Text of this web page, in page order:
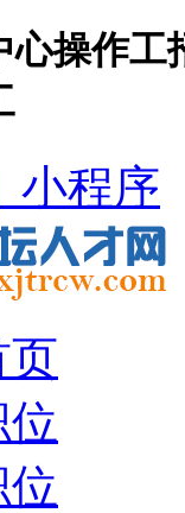
心操作工
小程序
页